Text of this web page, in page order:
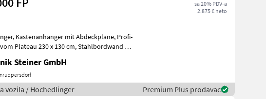
sa 20% PDV-a
2.875 € neto
Profi-
Steiner GmbH
vozila / Hochedlinger Premium Plus prodavac